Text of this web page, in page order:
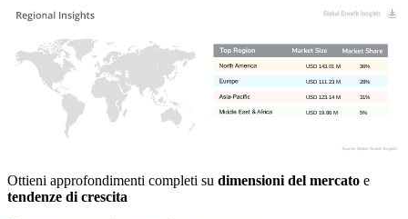
5%
USD 19.86 M
31%
USD 123.14 M
28%
USD 111.23 M
36%
USD 143.01 M
Ottieni approfondimenti completi su dimensioni del mercato e
tendenze di crescita